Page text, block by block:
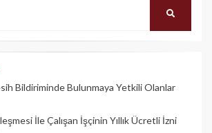
Bildiriminde Bulunmaya Yetkili Olanlar
İle Çalışan İşçinin Yıllık Üc­retli İzni